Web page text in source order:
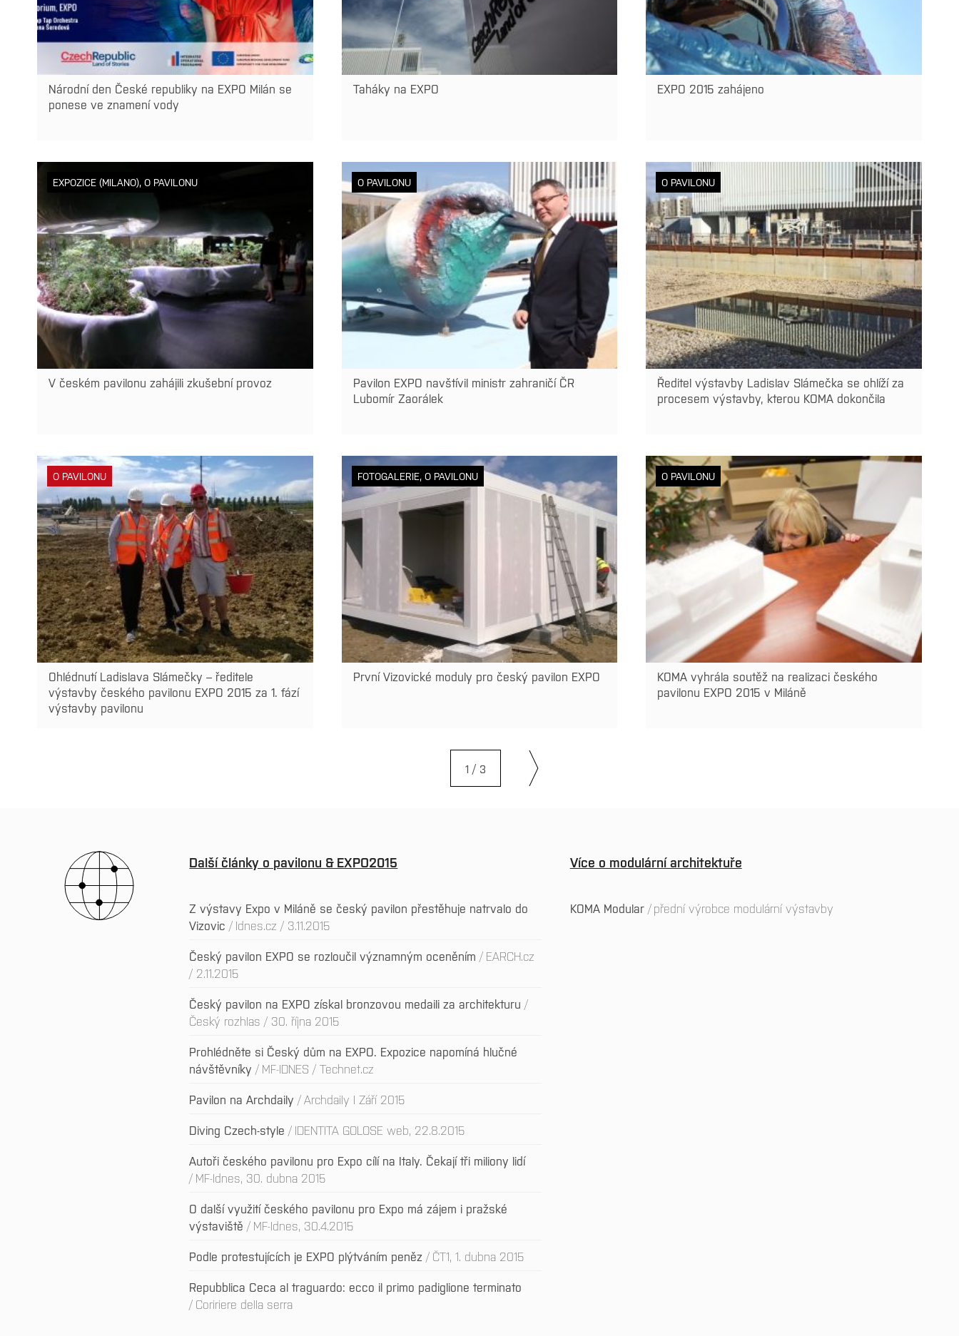
Národní den České republiky na EXPO Milán se
ponese ve znamení vody
Taháky na EXPO EXPO 2015 zahájeno
V českém pavilonu zahájili zkušební provoz
EXPOZICE (MILANO), O PAVILONU
Pavilon EXPO navštívil ministr zahraničí ČR
Lubomír Zaorálek
O PAVILONU
Ředitel výstavby Ladislav Slámečka se ohlíží za
procesem výstavby, kterou KOMA dokončila
O PAVILONU
Ohlédnutí Ladislava Slámečky – ředitele
výstavby českého pavilonu EXPO 2015 za 1. fází
výstavby pavilonu
O PAVILONU
První Vizovické moduly pro český pavilon EXPO
FOTOGALERIE, O PAVILONU
KOMA vyhrála soutěž na realizaci českého
pavilonu EXPO 2015 v Miláně
O PAVILONU
1 / 3
Další články o pavilonu & EXPO2015
Z výstavy Expo v Miláně se český pavilon přestěhuje natrvalo do
Vizovic Idnes.cz / 3.11.2015
Český pavilon EXPO se rozloučil významným oceněním EARCH.cz
/ 2.11.2015
Český pavilon na EXPO získal bronzovou medaili za architekturu
Český rozhlas / 30. října 2015
Prohlédněte si Český dům na EXPO. Expozice napomíná hlučné
návštěvníky MF-IDNES / Technet.cz
Pavilon na Archdaily Archdaily I Září 2015
Diving Czech-style IDENTITA GOLOSE web, 22.8.2015
Autoři českého pavilonu pro Expo cílí na Italy. Čekají tři miliony lidí
MF-Idnes, 30. dubna 2015
O další využití českého pavilonu pro Expo má zájem i pražské
výstaviště MF-Idnes, 30.4.2015
Podle protestujících je EXPO plýtváním peněz ČT1, 1. dubna 2015
Repubblica Ceca al traguardo: ecco il primo padiglione terminato
Coririere della serra
Více o modulární architektuře
KOMA Modular přední výrobce modulární výstavby